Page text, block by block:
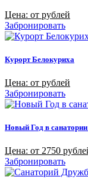
Цена: от рублей
Забронировать
Курорт Белокуриха
Цена: от рублей
Забронировать
Новый Год в
Цена: от 2750
Забронировать